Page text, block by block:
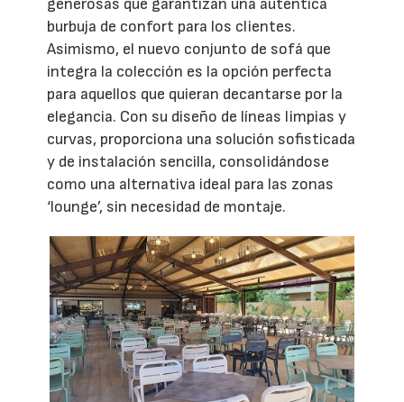
generosas que garantizan una auténtica
burbuja de confort para los clientes.
Asimismo, el nuevo conjunto de sofá que
integra la colección es la opción perfecta
para aquellos que quieran decantarse por la
elegancia. Con su diseño de líneas limpias y
curvas, proporciona una solución sofisticada
y de instalación sencilla, consolidándose
como una alternativa ideal para las zonas
‘lounge’, sin necesidad de montaje.